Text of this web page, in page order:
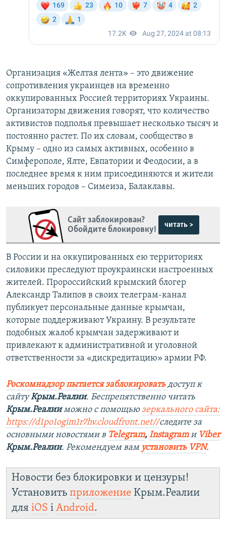
Организация «Желтая лента» – это движение
сопротивления украинцев на временно
оккупированных Россией территориях Украины.
Организаторы движения говорят, что количество
активистов подполья превышает несколько тысяч и
постоянно растет. По их словам, сообщество в
Крыму – одно из самых активных, особенно в
Симферополе, Ялте, Евпатории и Феодосии, а в
последнее время к ним присоединяются и жители
меньших городов – Симеиза, Балаклавы.
Сайт заблокирован?
Обойдите блокировку!
читать >
В России и на оккупированных ею территориях
силовики преследуют проукраински настроенных
жителей. Пророссийский крымский блогер
Александр Талипов в своих телеграм-канал
публикует персональные данные крымчан,
которые поддерживают Украину. В результате
подобных жалоб крымчан задерживают и
привлекают к административной и уголовной
ответственности за «дискредитацию» армии РФ.
Роскомнадзор пытается заблокировать доступ к
сайтуКрым.Реалии. Беспрепятственно читать
Крым.Реалииможно с помощью зеркального сайта:
https://d1po1ogim1r7hv.cloudfront.net//следите за
основными новостями в Telegram, Instagramи Viber
Крым.Реалии. Рекомендуем вам установить VPN.
Новости без блокировки и цензуры!
Установить приложение Крым.Реалии
для iOS і Android.